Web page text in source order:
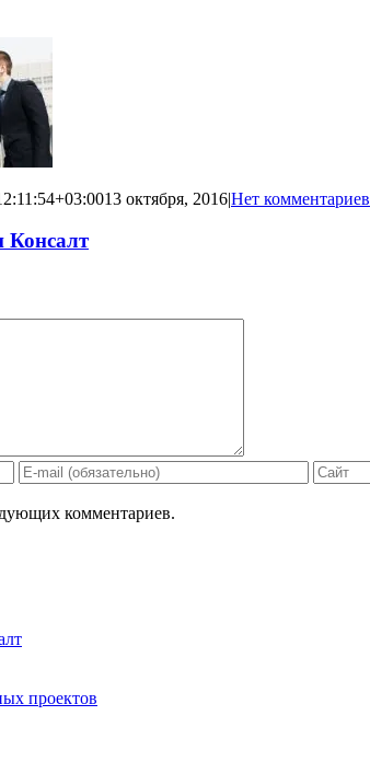
13 октября, 2016|Нет комментариев
Консалт
комментариев.
проектов